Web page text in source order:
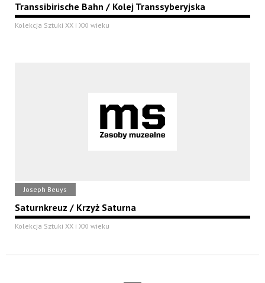
Transsibirische Bahn / Kolej Transsyberyjska
Kolekcja Sztuki XX i XXI wieku
Joseph Beuys
Saturnkreuz / Krzyż Saturna
Kolekcja Sztuki XX i XXI wieku